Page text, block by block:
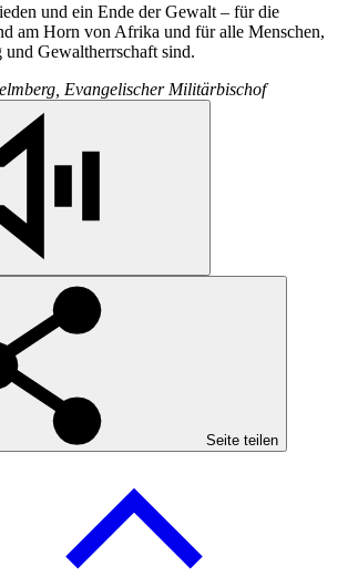
und ein Ende der Gewalt – für die
am Horn von Afrika und für alle Menschen,
Gewaltherrschaft sind.
Evangelischer Militärbischof
Seite teilen